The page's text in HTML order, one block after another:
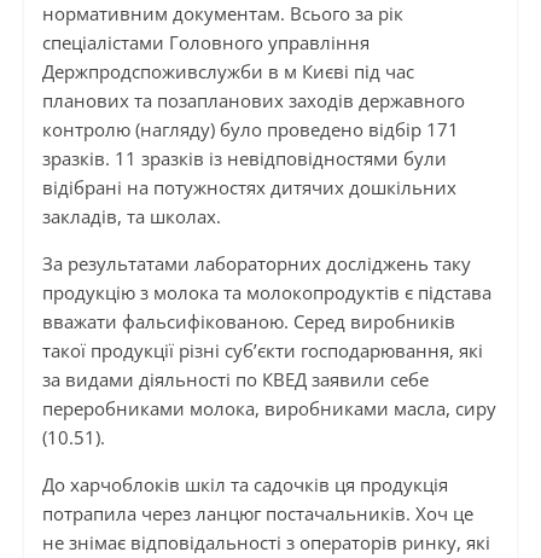
нормативним документам. Всього за рік
спеціалістами Головного управління
Держпродспоживслужби в м Києві під час
планових та позапланових заходів державного
контролю (нагляду) було проведено відбір 171
зразків. 11 зразків із невідповідностями були
відібрані на потужностях дитячих дошкільних
закладів, та школах.
За результатами лабораторних досліджень таку
продукцію з молока та молокопродуктів є підстава
вважати фальсифікованою. Серед виробників
такої продукції різні суб’єкти господарювання, які
за видами діяльності по КВЕД заявили себе
переробниками молока, виробниками масла, сиру
(10.51).
До харчоблоків шкіл та садочків ця продукція
потрапила через ланцюг постачальників. Хоч це
не знімає відповідальності з операторів ринку, які